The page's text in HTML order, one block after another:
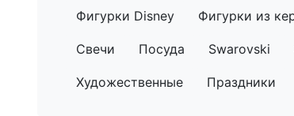
Фигурки Disney Фигурки из
Свечи Посуда Swarovski
Художественные Праздники